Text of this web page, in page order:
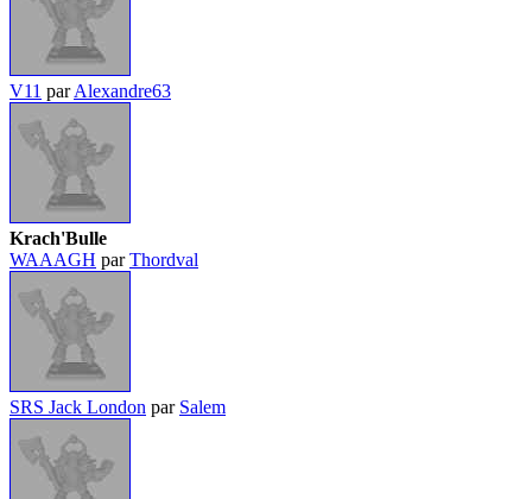
V11 parAlexandre63
Krach'Bulle
WAAAGH parThordval
SRS Jack London par Salem